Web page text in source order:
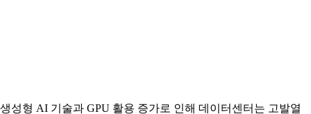
생성형 AI 기술과 GPU 활용 증가로 인해 데이터센터는 고발열